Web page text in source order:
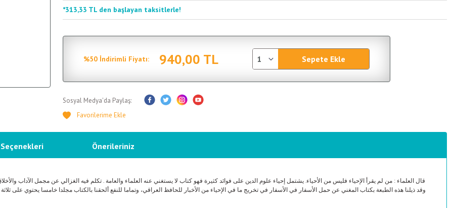
*313,33 TL den başlayan taksitlerle!
%50 İndirimli Fiyatı: 940,00 TL Sepete Ekle
Sosyal Medya'da Paylaş:
Önerileriniz
قال العلماء : من لم يقرأ الإحياء فليس من الأحياء. يشتمل إحياء علوم الدين على فوائد كثيرة فهو كتاب لا يستغني عنه العلماء والعامة . تكلم فيه الغزالي عن مجمل الآداب
وقد ذيلنا هذه الطبعة بكتاب المغني عن حمل الأسفار في الأسفار في تخريج ما في الإحياء من الأخبار للحافظ العراقي، وتماما للنفع ألحقنا بالكتاب مجلدا خامسا يحتوي على